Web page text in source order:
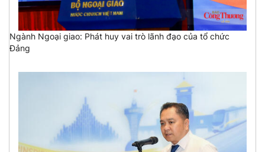
Ngành Ngoại giao: Phát huy vai trò lãnh đạo của tổ chức
Đảng